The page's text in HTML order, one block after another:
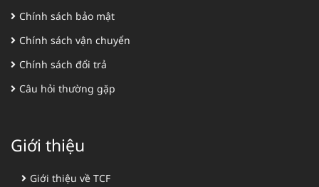
Chính sách bảo mật
Chính sách vận chuyển
Chính sách đổi trả
Câu hỏi thường gặp
Giới thiệu
Giới thiệu về TCF